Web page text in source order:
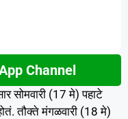
Channel
सोमवारी (17 मे) पहाटे
तौक्ते मंगळवारी (18 मे)